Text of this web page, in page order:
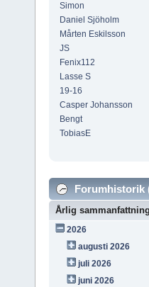
Simon
Daniel Sjöholm
Mårten Eskilsson
JS
Fenix112
Lasse S
19-16
Casper Johansson
Bengt
TobiasE
Forumhistorik
Årlig sammanfattning
2026
augusti 2026
juli 2026
juni 2026